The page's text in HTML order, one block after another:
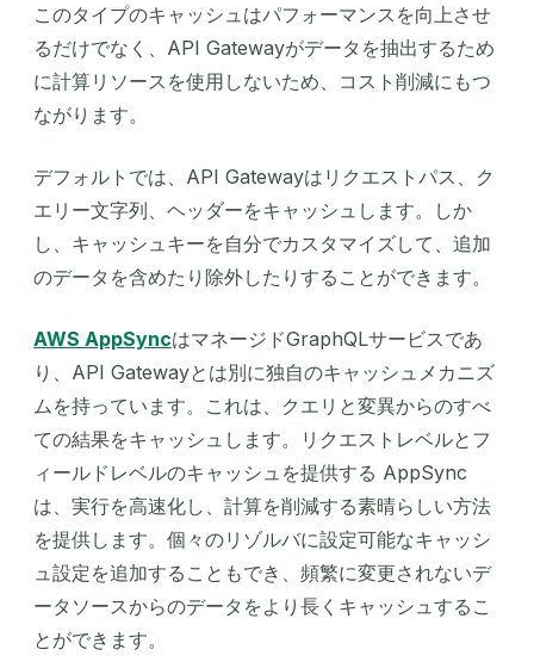
このタイプのキャッシュはパフォーマンスを向上させ
るだけでなく、API Gatewayがデータを抽出するため
に計算リソースを使用しないため、コスト削減にもつ
ながります。
デフォルトでは、API Gatewayはリクエストパス、ク
エリー文字列、ヘッダーをキャッシュします。しか
し、キャッシュキーを自分でカスタマイズして、追加
のデータを含めたり除外したりすることができます。
AWS AppSyncはマネージドGraphQLサービスであ
り、API Gatewayとは別に独自のキャッシュメカニズ
ムを持っています。これは、クエリと変異からのすべ
ての結果をキャッシュします。リクエストレベルとフ
ィールドレベルのキャッシュを提供する AppSync
は、実行を高速化し、計算を削減する素晴らしい方法
を提供します。個々のリゾルバに設定可能なキャッシ
ュ設定を追加することもでき、頻繁に変更されないデ
ータソースからのデータをより長くキャッシュするこ
とができます。